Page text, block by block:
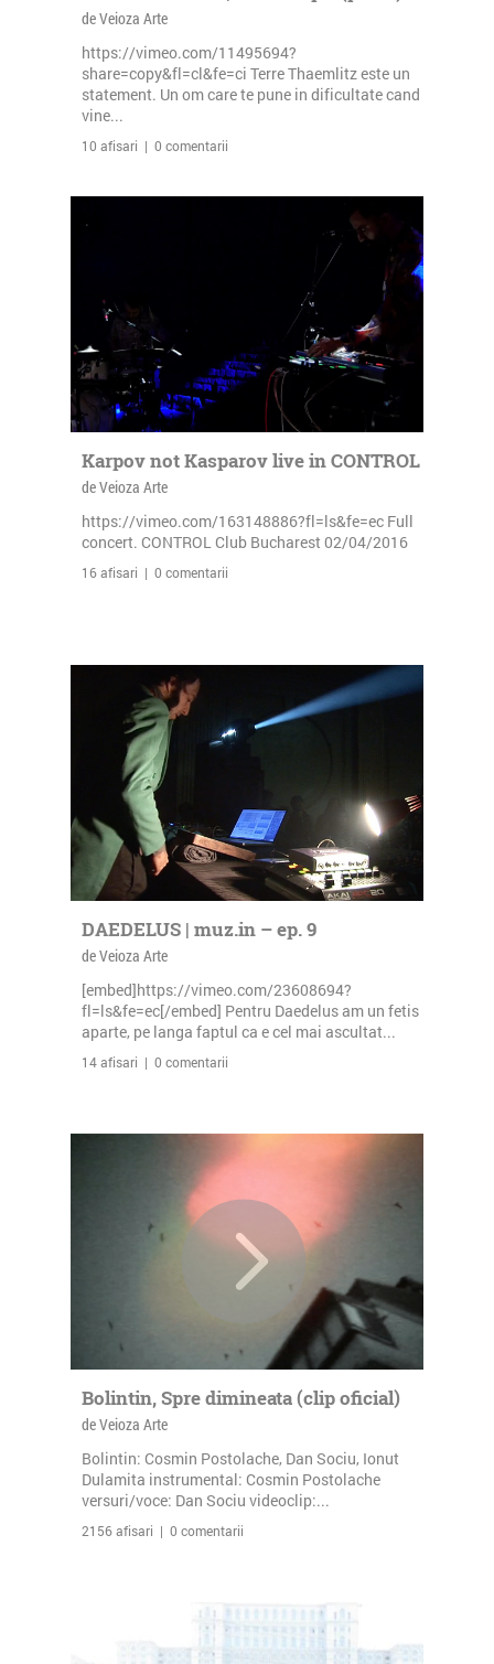
de Veioza Arte
https://vimeo.com/11495694?
share=copy&fl=cl&fe=ci Terre Thaemlitz este un
statement. Un om care te pune in dificultate cand
vine...
10 afisari | 0 comentarii
Karpov not Kasparov live in CONTROL
de Veioza Arte
https://vimeo.com/163148886?fl=ls&fe=ec Full
concert. CONTROL Club Bucharest 02/04/2016
16 afisari | 0 comentarii
DAEDELUS | muz.in – ep. 9
de Veioza Arte
[embed]https://vimeo.com/23608694?
fl=ls&fe=ec[/embed] Pentru Daedelus am un fetis
aparte, pe langa faptul ca e cel mai ascultat...
14 afisari | 0 comentarii
Bolintin, Spre dimineata (clip oficial)
de Veioza Arte
Bolintin: Cosmin Postolache, Dan Sociu, Ionut
Dulamita instrumental: Cosmin Postolache
versuri/voce: Dan Sociu videoclip:...
2156 afisari | 0 comentarii